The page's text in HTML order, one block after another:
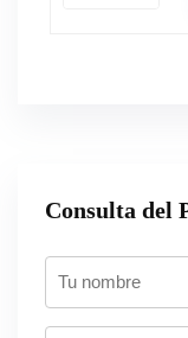
Consulta del